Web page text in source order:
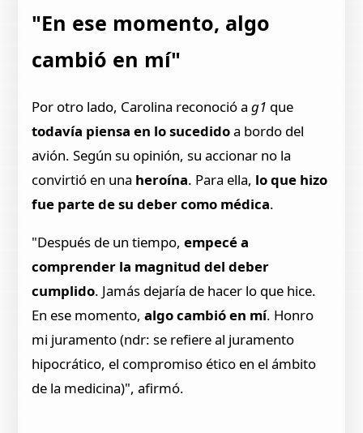
"En ese momento, algo
cambió en mí"
Por otro lado, Carolina reconoció ag1 que
todavía piensa en lo sucedidoa bordo del
avión. Según su opinión, su accionar no la
convirtió en una heroína. Para ella, lo que hizo
fue parte de su deber como médica.
"Después de un tiempo,empecé a
comprender la magnitud del deber
cumplido. Jamás dejaría de hacer lo que hice.
En ese momento,algo cambió en mí. Honro
mi juramento (ndr: se refiere al juramento
hipocrático, el compromiso ético en el ámbito
de la medicina)", afirmó.